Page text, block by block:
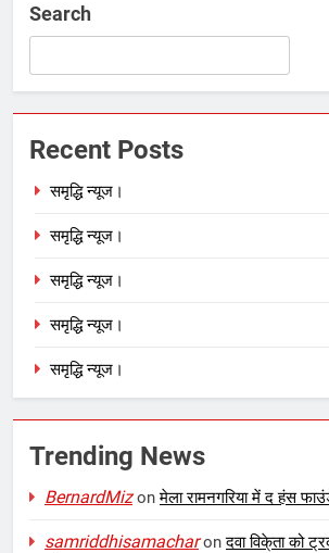
Search
Recent Posts
समृद्धि न्यूज।
समृद्धि न्यूज।
समृद्धि न्यूज।
समृद्धि न्यूज।
समृद्धि न्यूज।
Trending News
BernardMizonमेला रामनगरिया में द हंस
samriddhisamacharonदवा विके्ता को